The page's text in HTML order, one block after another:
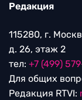
Редакция
115280, г.
д. 26, этаж 2
тел: +7 (499)
Для общих
Редакция RTVI: